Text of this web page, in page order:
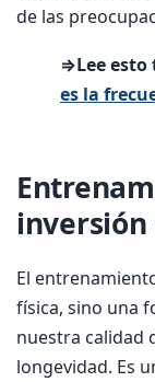
de las
⇒Lee esto
es la
El
física, sino una
nuestra calidad
longevidad. Es